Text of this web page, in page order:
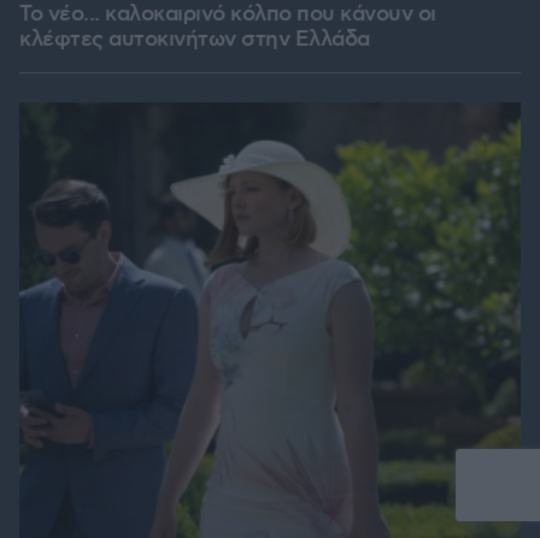
Το νέο... καλοκαιρινό κόλπο που κάνουν οι
κλέφτες αυτοκινήτων στην Ελλάδα